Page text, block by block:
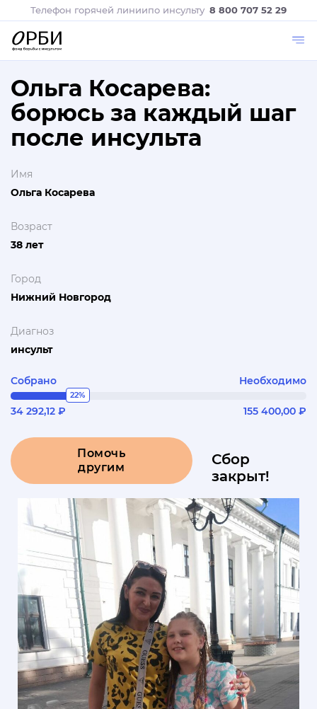
Телефон горячей линиипо инсульту 8 800 707 52 29
Ольга Косарева:
борюсь за каждый шаг
после инсульта
Имя
Ольга Косарева
Возраст
38 лет
Город
Нижний Новгород
Диагноз
инсульт
Собрано Необходимо
22%
34 292,12 ₽ 155 400,00 ₽
Помочь
другим
Сбор
закрыт!